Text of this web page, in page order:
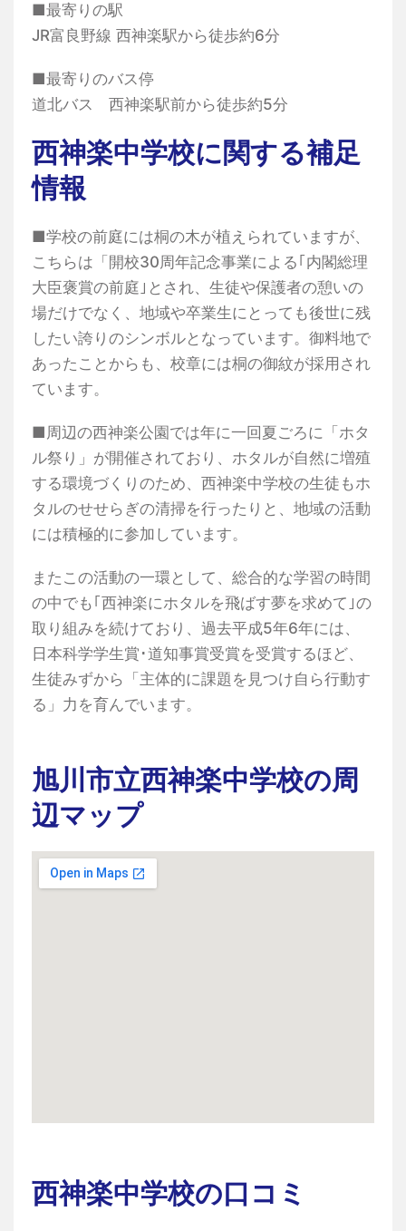
■最寄りの駅
JR富良野線 西神楽駅から徒歩約6分
■最寄りのバス停
道北バス 西神楽駅前から徒歩約5分
西神楽中学校に関する補足
情報
■学校の前庭には桐の木が植えられていますが、
こちらは「開校30周年記念事業による｢内閣総理
大臣褒賞の前庭｣とされ、生徒や保護者の憩いの
場だけでなく、地域や卒業生にとっても後世に残
したい誇りのシンボルとなっています。御料地で
あったことからも、校章には桐の御紋が採用され
ています。
■周辺の西神楽公園では年に一回夏ごろに「ホタ
ル祭り」が開催されており、ホタルが自然に増殖
する環境づくりのため、西神楽中学校の生徒もホ
タルのせせらぎの清掃を行ったりと、地域の活動
には積極的に参加しています。
またこの活動の一環として、総合的な学習の時間
の中でも｢西神楽にホタルを飛ばす夢を求めて｣の
取り組みを続けており、過去平成5年6年には、
日本科学学生賞･道知事賞受賞を受賞するほど、
生徒みずから「主体的に課題を見つけ自ら行動す
る」力を育んでいます。
旭川市立西神楽中学校の周
辺マップ
西神楽中学校の口コミ